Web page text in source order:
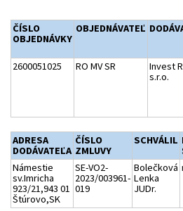
ČÍSLO
OBJEDNÁVKY
OBJEDNÁVATEĽ
2600051025 RO MV SR
Invest
s.r.o.
ADRESA
DODÁVATEĽA
ČÍSLO
ZMLUVY
SCHVÁLIL
Námestie
sv.Imricha
923/21,943 01
Štúrovo,SK
SE-VO2-
2023/003961-
019
Bolečková
Lenka
JUDr.